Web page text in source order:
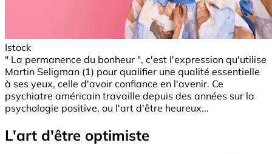
Istock
" La permanence du bonheur ", c'est l'expression qu'utilise
Martin Seligman (1) pour qualifier une qualité essentielle
à ses yeux, celle d'avoir confiance en l'avenir. Ce
psychiatre américain travaille depuis des années sur la
psychologie positive, ou l'art d'être heureux...
L'art d'être optimiste